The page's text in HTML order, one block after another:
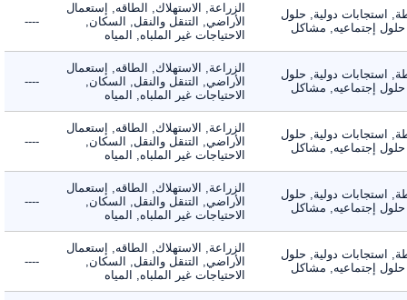
استجابات دولية, حلول
إجتماعيه, مشاكل
الزراعة, الاستهلاك, الطاقه, إستعمال
الأراضي, التنقل والنقل, السكان,
الاحتياجات غير الملباه, المياه
----
استجابات دولية, حلول
إجتماعيه, مشاكل
الزراعة, الاستهلاك, الطاقه, إستعمال
الأراضي, التنقل والنقل, السكان,
الاحتياجات غير الملباه, المياه
----
استجابات دولية, حلول
إجتماعيه, مشاكل
الزراعة, الاستهلاك, الطاقه, إستعمال
الأراضي, التنقل والنقل, السكان,
الاحتياجات غير الملباه, المياه
----
استجابات دولية, حلول
إجتماعيه, مشاكل
الزراعة, الاستهلاك, الطاقه, إستعمال
الأراضي, التنقل والنقل, السكان,
الاحتياجات غير الملباه, المياه
----
استجابات دولية, حلول
إجتماعيه, مشاكل
الزراعة, الاستهلاك, الطاقه, إستعمال
الأراضي, التنقل والنقل, السكان,
الاحتياجات غير الملباه, المياه
----